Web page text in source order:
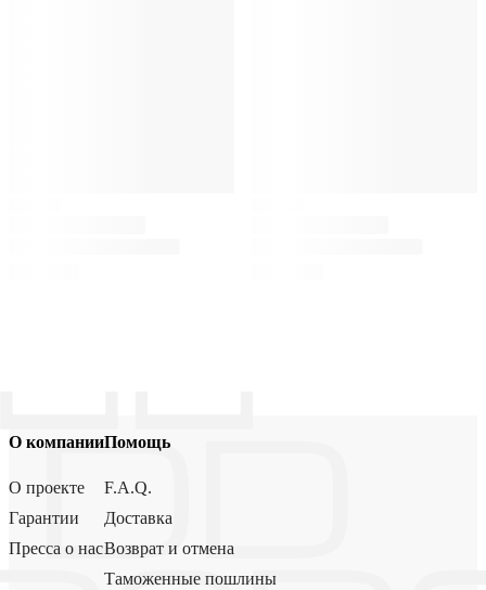
О компании
О проекте
Гарантии
Пресса о нас
Помощь
F.A.Q.
Доставка
Возврат и отмена
Таможенные пошлины